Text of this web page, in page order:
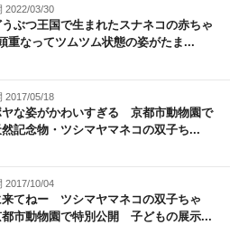
2022/03/30
ぶつ王国で生まれたスナネコの赤ちゃ
なってツムツム状態の姿がたま...
2017/05/18
ヤな姿がかわいすぎる 京都市動物園で
然記念物・ツシマヤマネコの双子ち...
2017/10/04
来てねー ツシマヤマネコの双子ちゃ
都市動物園で特別公開 子どもの展示...